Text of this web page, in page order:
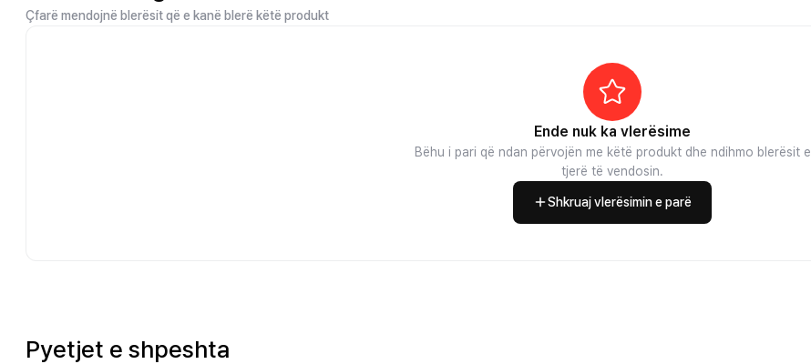
Çfarë mendojnë blerësit që e kanë blerë këtë produkt
Ende nuk ka vlerësime
Bëhu i pari që ndan përvojën me këtë produkt dhe ndihmo blerësit e
tjerë të vendosin.
Shkruaj vlerësimin e parë
Pyetjet e shpeshta